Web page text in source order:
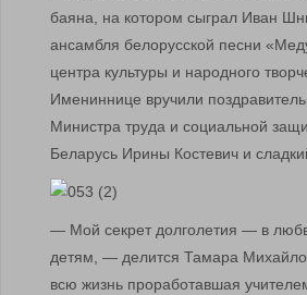
баяна, на котором сыграл Иван
ансамбля белорусской песни
центра культуры и народного
Имениннице вручили
Министра труда и социальной
Беларусь Ирины Костевич и
— Мой секрет долголетия — в
детям, — делится Тамара
всю жизнь проработавшая